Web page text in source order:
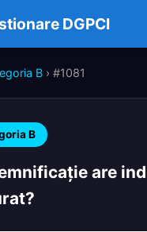
DGPCI
B › #1081
B
are